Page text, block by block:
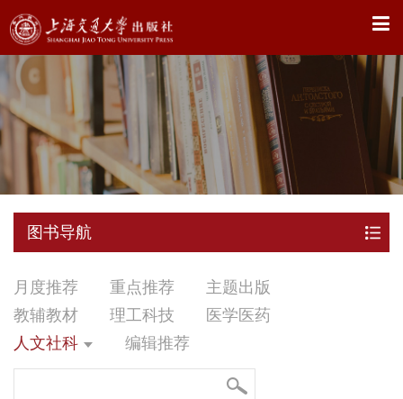
X
图书导航
月度推荐 重点推荐
主题出版
教辅教材
理工科技
医学医药
人文社科
编辑推荐